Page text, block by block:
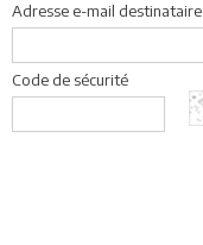
Adresse e-mail destinataire
Code de sécurité